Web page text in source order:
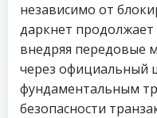
независимо от
даркнет
внедряя передовые
через официальный
фундаментальным
безопасности